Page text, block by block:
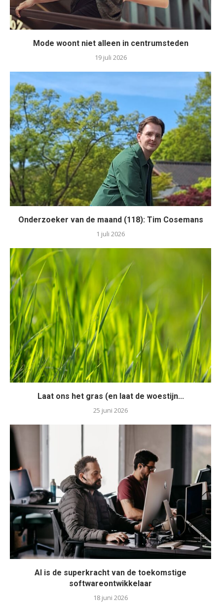
Mode woont niet alleen in centrumsteden
19 juli 2026
Onderzoeker van de maand (118): Tim Cosemans
1 juli 2026
Laat ons het gras (en laat de woestijn...
25 juni 2026
AI is de superkracht van de toekomstige
softwareontwikkelaar
18 juni 2026